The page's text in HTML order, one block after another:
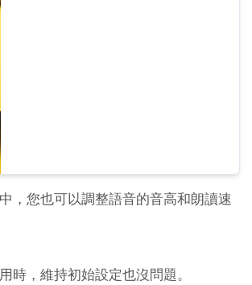
中，您也可以調整語音的音高和朗讀速
時，維持初始設定也沒問題。